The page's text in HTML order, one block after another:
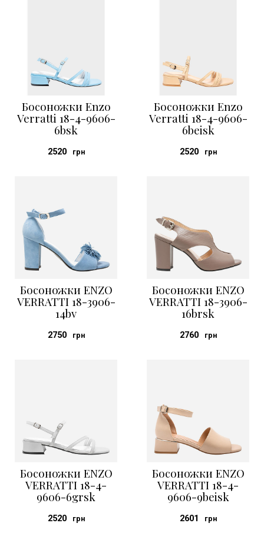
Босоножки Enzo
Verratti 18-4-9606-
6bsk
2520 грн
Босоножки Enzo
Verratti 18-4-9606-
6beisk
2520 грн
Босоножки ENZO
VERRATTI 18-3906-
14bv
2750 грн
Босоножки ENZO
VERRATTI 18-3906-
16brsk
2760 грн
Босоножки ENZO
VERRATTI 18-4-
9606-6grsk
2520 грн
Босоножки ENZO
VERRATTI 18-4-
9606-9beisk
2601 грн